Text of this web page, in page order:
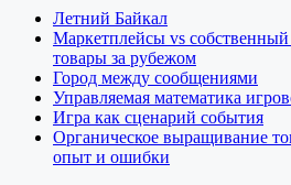
Летний Байкал
Маркетплейсы vs собственный
товары за рубежом
Город между сообщениями
Управляемая математика
Игра как сценарий события
Органическое выращивание
опыт и ошибки